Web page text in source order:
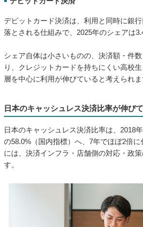
デビットカード決済は、利用と同時に銀
落とされる仕組みで、2025年のシェアは
シェア自体は小さいものの、決済額・件
り、クレジットカードを持ちにくい高校
層を中心に利用が伸びていると考えられま
日本のキャッシュレス決済比率が伸び
日本のキャッシュレス決済比率は、2018
の58.0%（国内指標）へ、7年でほぼ2倍
には、決済インフラ・店舗側の対応・政
す。